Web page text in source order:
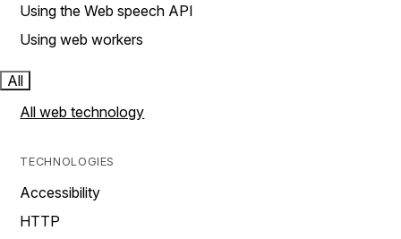
Using the Web speech API
Using web workers
All
All web technology
TECHNOLOGIES
Accessibility
HTTP